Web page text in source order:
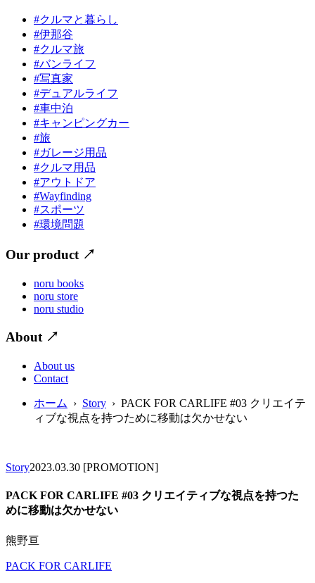
#クルマと暮らし
#伊那谷
#クルマ旅
#バンライフ
#写真家
#デュアルライフ
#車中泊
#キャンピングカー
#旅
#ガレージ用品
#クルマ用品
#アウトドア
#Wayfinding
#スポーツ
#環境問題
Our product ↗
noru books
noru store
noru studio
About ↗
About us
Contact
ホーム › Story › PACK FOR CARLIFE #03 クリエイテ
ィブな視点を持つために移動は欠かせない
Story2023.03.30 [PROMOTION]
PACK FOR CARLIFE #03 クリエイティブな視点を持つた
めに移動は欠かせない
熊野亘
PACK FOR CARLIFE